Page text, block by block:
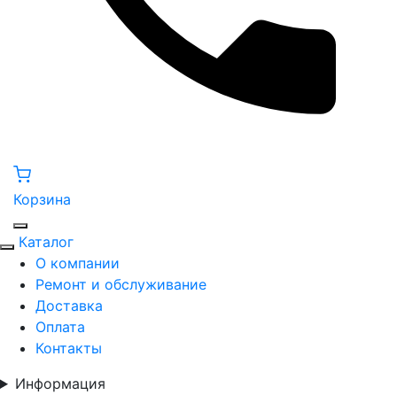
Корзина
Каталог
О компании
Ремонт и обслуживание
Доставка
Оплата
Контакты
Информация